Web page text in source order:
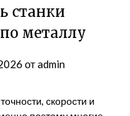
станки
металлу
отadmin
скорости и